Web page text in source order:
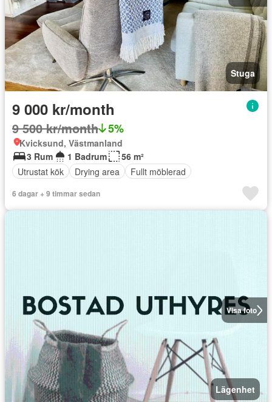
Stuga
9 000 kr/month
9 500 kr/month 5%
Kvicksund, Västmanland
3 Rum
1 Badrum
56 m²
Utrustat kök
Drying area Fullt möblerad
6 dagar + 9 timmar sedan
Visa foto
Lägenhet